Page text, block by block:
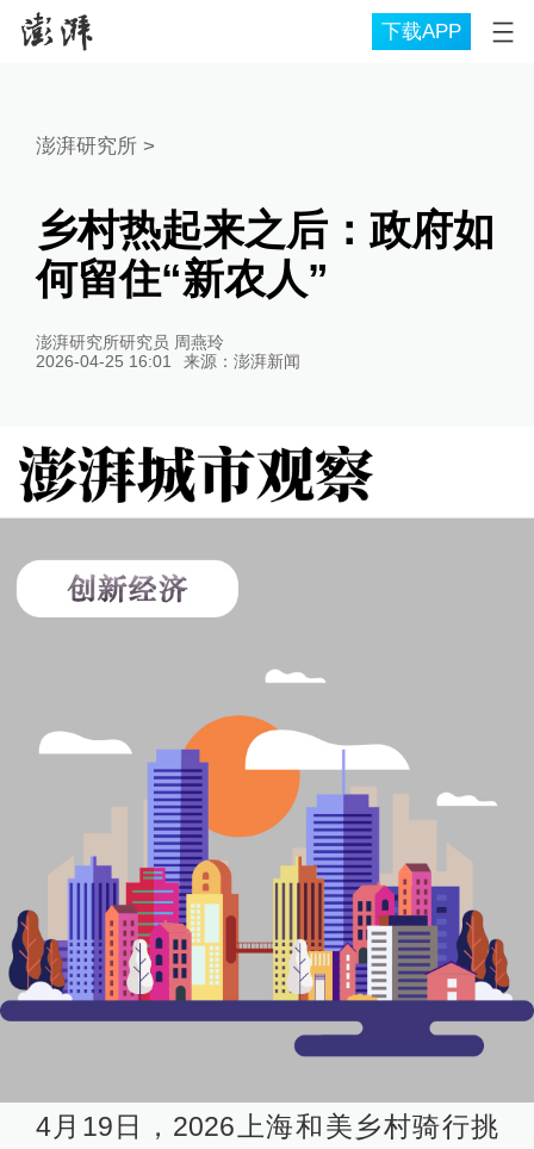
下载APP
澎湃研究所>
乡村热起来之后：政府如
何留住“新农人”
澎湃研究所研究员 周燕玲
2026-04-25 16:01
来源： 澎湃新闻
4月19日，2026上海和美乡村骑行挑